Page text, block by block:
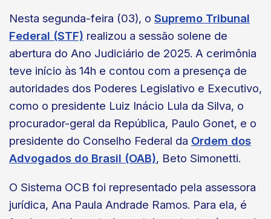
Nesta segunda-feira (03), o Supremo Tribunal
Federal (STF) realizou a sessão solene de
abertura do Ano Judiciário de 2025. A cerimônia
teve início às 14h e contou com a presença de
autoridades dos Poderes Legislativo e Executivo,
como o presidente Luiz Inácio Lula da Silva, o
procurador-geral da República, Paulo Gonet, e o
presidente do Conselho Federal da Ordem dos
Advogados do Brasil (OAB), Beto Simonetti.
O Sistema OCB foi representado pela assessora
jurídica, Ana Paula Andrade Ramos. Para ela, é